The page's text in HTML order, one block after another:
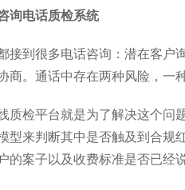
询电话质检系统
接到很多电话咨询：潜在客户
商。通话中存在两种风险，一
质检平台就是为了解决这个问
型来判断其中是否触及到合规
的案子以及收费标准是否已经
者